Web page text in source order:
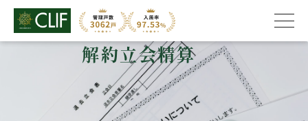
解約立会精算
解約立会精算